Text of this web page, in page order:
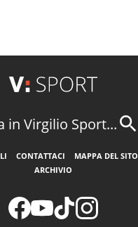
in Virgilio Sport...
CONTATTACI MAPPA DEL SITO
ARCHIVIO